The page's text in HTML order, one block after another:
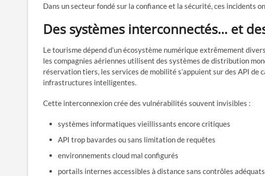
Dans un secteur fondé sur la confiance et la sécurité, ces incidents
Des systèmes interconnectés… et
Le tourisme dépend d’un écosystème numérique extrêmement
les compagnies aériennes utilisent des systèmes de distribution
réservation tiers, les services de mobilité s’appuient sur des API
infrastructures intelligentes.
Cette interconnexion crée des vulnérabilités souvent invisibles :
systèmes informatiques vieillissants encore critiques
API trop bavardes ou sans limitation de requêtes
environnements cloud mal configurés
portails internes accessibles à distance sans contrôles adéquats